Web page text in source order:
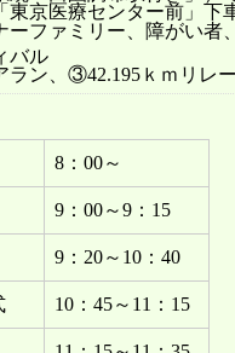
ンター前」下車
ーファミリー、障がい者
ル
ン、③42.195ｋｍリレ
8：00～
9：00～9：15
9：20～10：40
10：45～11：15